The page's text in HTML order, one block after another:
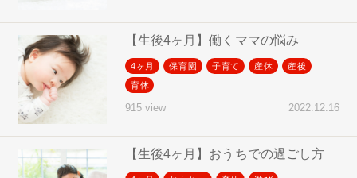
【生後4ヶ月】働くママの悩み
4ヶ月 保育園 子育て 産休
産後
育休
915 view 2022.12.16
【生後4ヶ月】おうちでの過ごし方